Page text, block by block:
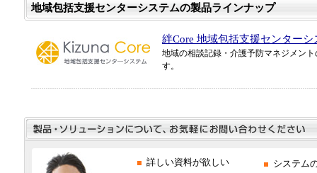
地域包括支援センターシステムの製品ラインナップ
絆Core 地域包括支援センターシ
地域の相談記録・介護予防マネジメン
す。
詳しい資料が欲しい
システム